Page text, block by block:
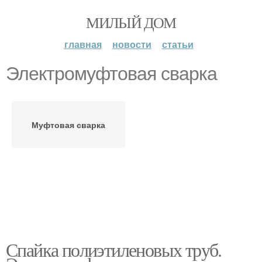
МИЛЫЙ ДОМ
главная новости статьи
Электромуфтовая сварка
Муфтовая сварка
Спайка полиэтиленовых труб.